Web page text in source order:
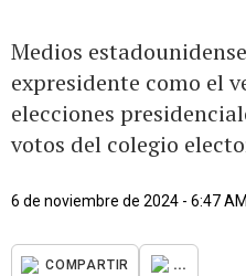
Medios
expresidente como el
elecciones
votos del colegio
6 de noviembre de 2024 - 6:47 AM
COMPARTIR ...